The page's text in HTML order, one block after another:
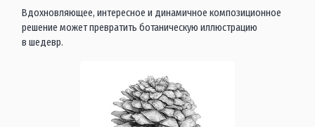
Вдохновляющее, интересное и динамичное композиционное
решение может превратить ботаническую иллюстрацию
в шедевр.